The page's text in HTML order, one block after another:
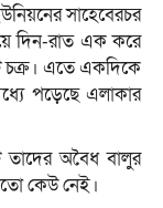
সাহেবেরচর
দিন-রাত এক করে
চক্র। এতে একদিকে
পড়েছে এলাকার
তাদের অবৈধ বালুর
কেউ নেই।